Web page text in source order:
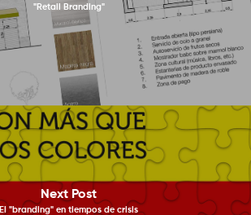
"Retail Branding"
Next Post
El "branding" en tiempos de crisis